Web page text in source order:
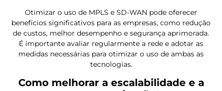
Otimizar o uso de MPLS e SD-WAN pode oferecer
benefícios significativos para as empresas, como redução
de custos, melhor desempenho e segurança aprimorada.
É importante avaliar regularmente a rede e adotar as
medidas necessárias para otimizar o uso de ambas as
tecnologias.
Como melhorar a escalabilidade e a